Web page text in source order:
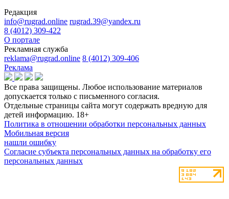
Редакция
info@rugrad.online rugrad.39@yandex.ru
8 (4012) 309-422
О портале
Рекламная служба
reklama@rugrad.online 8 (4012) 309-406
Реклама
Все права защищены. Любое использование материалов
допускается только с письменного согласия.
Отдельные страницы сайта могут содержать вредную для
детей информацию. 18+
Политика в отношении обработки персональных данных
Мобильная версия
нашли ошибку
Согласие субъекта персональных данных на обработку его
персональных данных